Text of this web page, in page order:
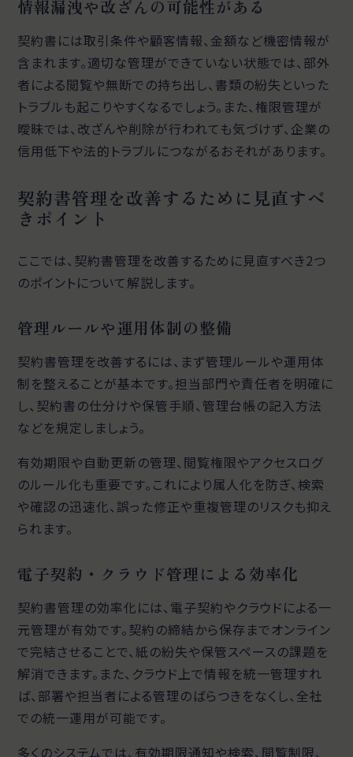
情報漏洩や改ざんの可能性がある
契約書には取引条件や顧客情報、金額など機密情報が
含まれます。適切な管理ができていない状態では、部外
者による閲覧や無断での持ち出し、書類の紛失といった
トラブルも起こりやすくなるでしょう。また、権限管理が
曖昧では、改ざんや削除が行われても気づけず、企業の
信用低下や法的トラブルにつながるおそれがあります。
契約書管理を改善するために見直すべ
きポイント
ここでは、契約書管理を改善するために見直すべき2つ
のポイントについて解説します。
管理ルールや運用体制の整備
契約書管理を改善するには、まず管理ルールや運用体
制を整えることが基本です。担当部門や責任者を明確に
し、契約書の仕分けや保管手順、管理台帳の記入方法
などを規定しましょう。
有効期限や自動更新の管理、閲覧権限やアクセスログ
のルール化も重要です。これにより属人化を防ぎ、検索
や確認の迅速化、誤った修正や重複管理のリスクも抑え
られます。
電子契約・クラウド管理による効率化
契約書管理の効率化には、電子契約やクラウドによる一
元管理が有効です。契約の締結から保存までオンライン
で完結させることで、紙の紛失や保管スペースの課題を
解消できます。また、クラウド上で情報を統一管理すれ
ば、部署や担当者による管理のばらつきをなくし、全社
での統一運用が可能です。
多くのシステムでは、有効期限通知や検索、閲覧制限、